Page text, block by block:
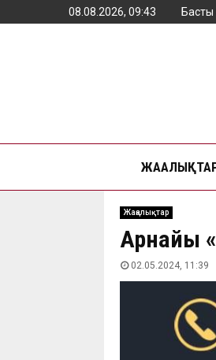
08.08.2026, 09:43 Басты
Жаңалықтар
Арнайы
02.05.2024, 11:39